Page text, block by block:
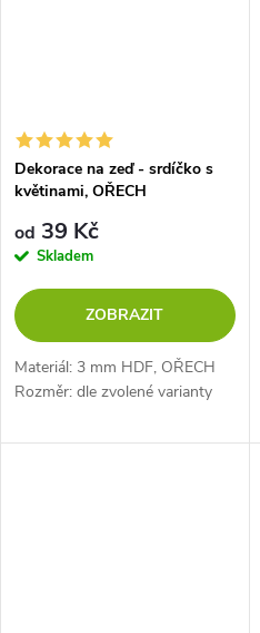
Dekorace na zeď - srdíčko s
květinami, OŘECH
od 39 Kč
Skladem
ZOBRAZIT
Materiál: 3 mm HDF, OŘECH
Rozměr: dle zvolené varianty